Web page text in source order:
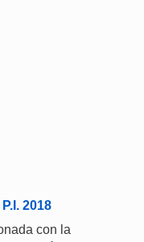
2018
con la